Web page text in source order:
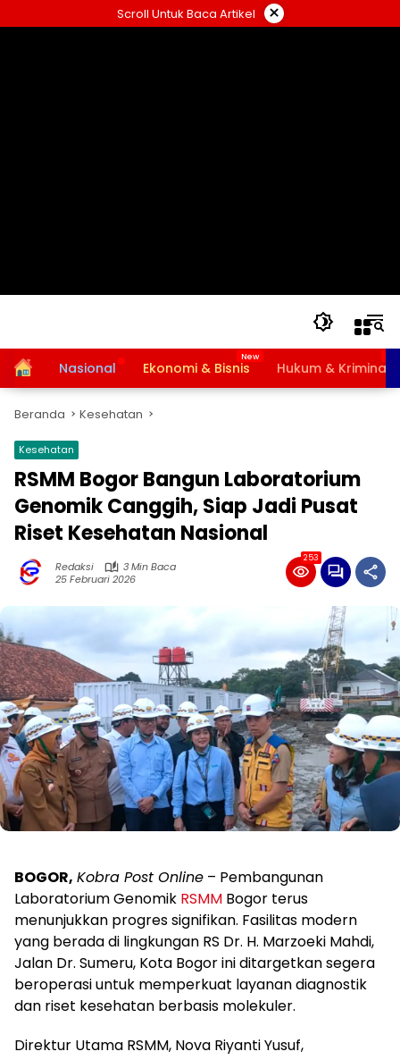
ke
Scroll Untuk Baca Artikel ×
HomeNasional Ekonomi & Bisnis Hukum & Kriminal
Beranda Kesehatan
Kesehatan
RSMM Bogor Bangun Laboratorium
Genomik Canggih, Siap Jadi Pusat
Riset Kesehatan Nasional
Redaksi
3 Min Baca
25 Februari 2026
253
BOGOR, Kobra Post Online – Pembangunan
Laboratorium Genomik RSMM Bogor terus
menunjukkan progres signifikan. Fasilitas modern
yang berada di lingkungan RS Dr. H. Marzoeki Mahdi,
Jalan Dr. Sumeru, Kota Bogor ini ditargetkan segera
beroperasi untuk memperkuat layanan diagnostik
dan riset kesehatan berbasis molekuler.
Direktur Utama RSMM, Nova Riyanti Yusuf,